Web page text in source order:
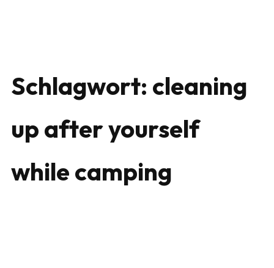
Schlagwort: cleaning
up after yourself
while camping